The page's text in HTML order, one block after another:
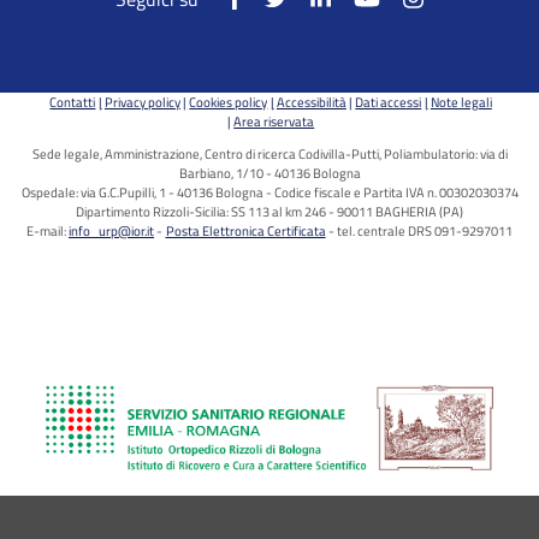
Contatti Privacy policy Cookies policy Accessibilità Dati accessi Note legali
Area riservata
Sede legale, Amministrazione, Centro di ricerca Codivilla-Putti, Poliambulatorio: via di
Barbiano, 1/10 - 40136 Bologna
Ospedale: via G.C.Pupilli, 1 - 40136 Bologna - Codice fiscale e Partita IVA n. 00302030374
Dipartimento Rizzoli-Sicilia: SS 113 al km 246 - 90011 BAGHERIA (PA)
E-mail:info_urp@ior.it Posta Elettronica Certificata tel. centrale DRS 091-9297011